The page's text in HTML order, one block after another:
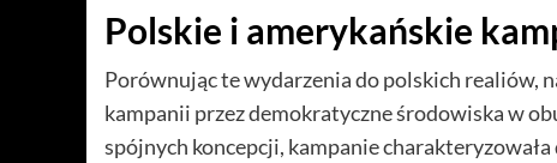
Polskie i amerykańskie
Porównując te wydarzenia do polskich realiów,
kampanii przez demokratyczne środowiska w
spójnych koncepcji, kampanie